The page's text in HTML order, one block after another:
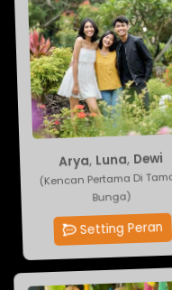
Arya,Luna,Dewi
(Kencan Pertama Di Taman
Bunga)
Setting Peran